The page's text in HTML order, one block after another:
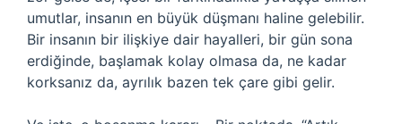
umutlar, insanın en büyük düşmanı haline gelebilir.
Bir insanın bir ilişkiye dair hayalleri, bir gün sona
erdiğinde, başlamak kolay olmasa da, ne kadar
korksanız da, ayrılık bazen tek çare gibi gelir.